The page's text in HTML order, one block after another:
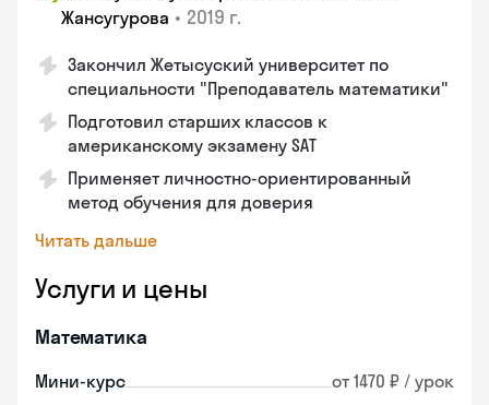
Жансугурова • 2019 г.
Закончил Жетысуский университет по
специальности "Преподаватель математики"
Подготовил старших классов к
американскому экзамену SAT
Применяет личностно-ориентированный
метод обучения для доверия
Читать дальше
Услуги и цены
Математика
Мини-курс от 1470 ₽ / урок